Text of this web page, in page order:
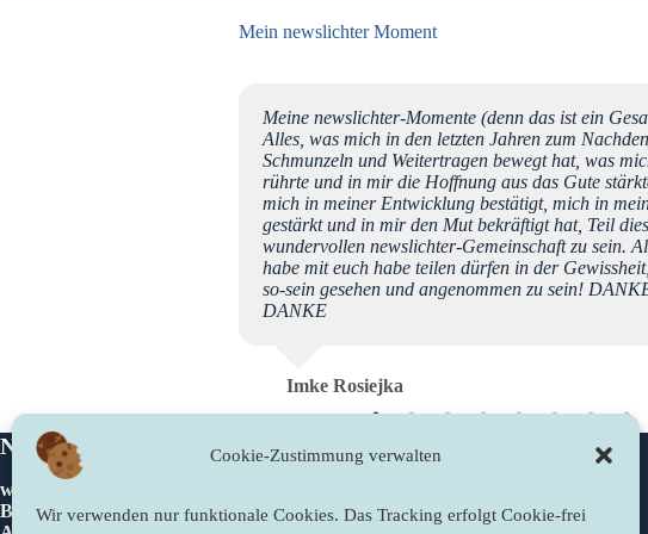
Cookie-Zustimmung verwalten
Wir verwenden nur funktionale Cookies. Das Tracking erfolgt Cookie-frei
Mein newslichter Moment
Meine newslichter-Momente (denn das ist ein
Alles, was mich in den letzten Jahren zum
Schmunzeln und Weitertragen bewegt hat, was
rührte und in mir die Hoffnung aus das Gute
mich in meiner Entwicklung bestätigt, mich in
gestärkt und in mir den Mut bekräftigt hat, Teil
wundervollen newslichter-Gemeinschaft zu sein.
habe mit euch habe teilen dürfen in der
so-sein gesehen und angenommen zu sein!
DANKE
Imke Rosiejka
Newslichter
www.newslichter.de
Bettina Sahling
Rechtliches
Datenschutzerklärung